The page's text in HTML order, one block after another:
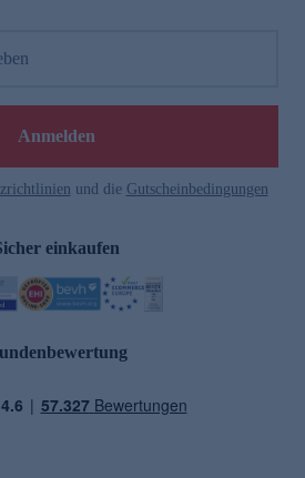
Anmelden
und die Gutscheinbedingungen
einkaufen